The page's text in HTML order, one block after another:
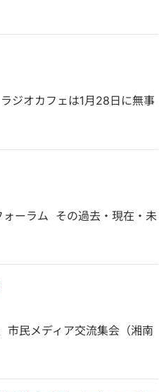
ジオカフェは1月28日に無事
ーラム その過去・現在・未
市民メディア交流集会（湘南